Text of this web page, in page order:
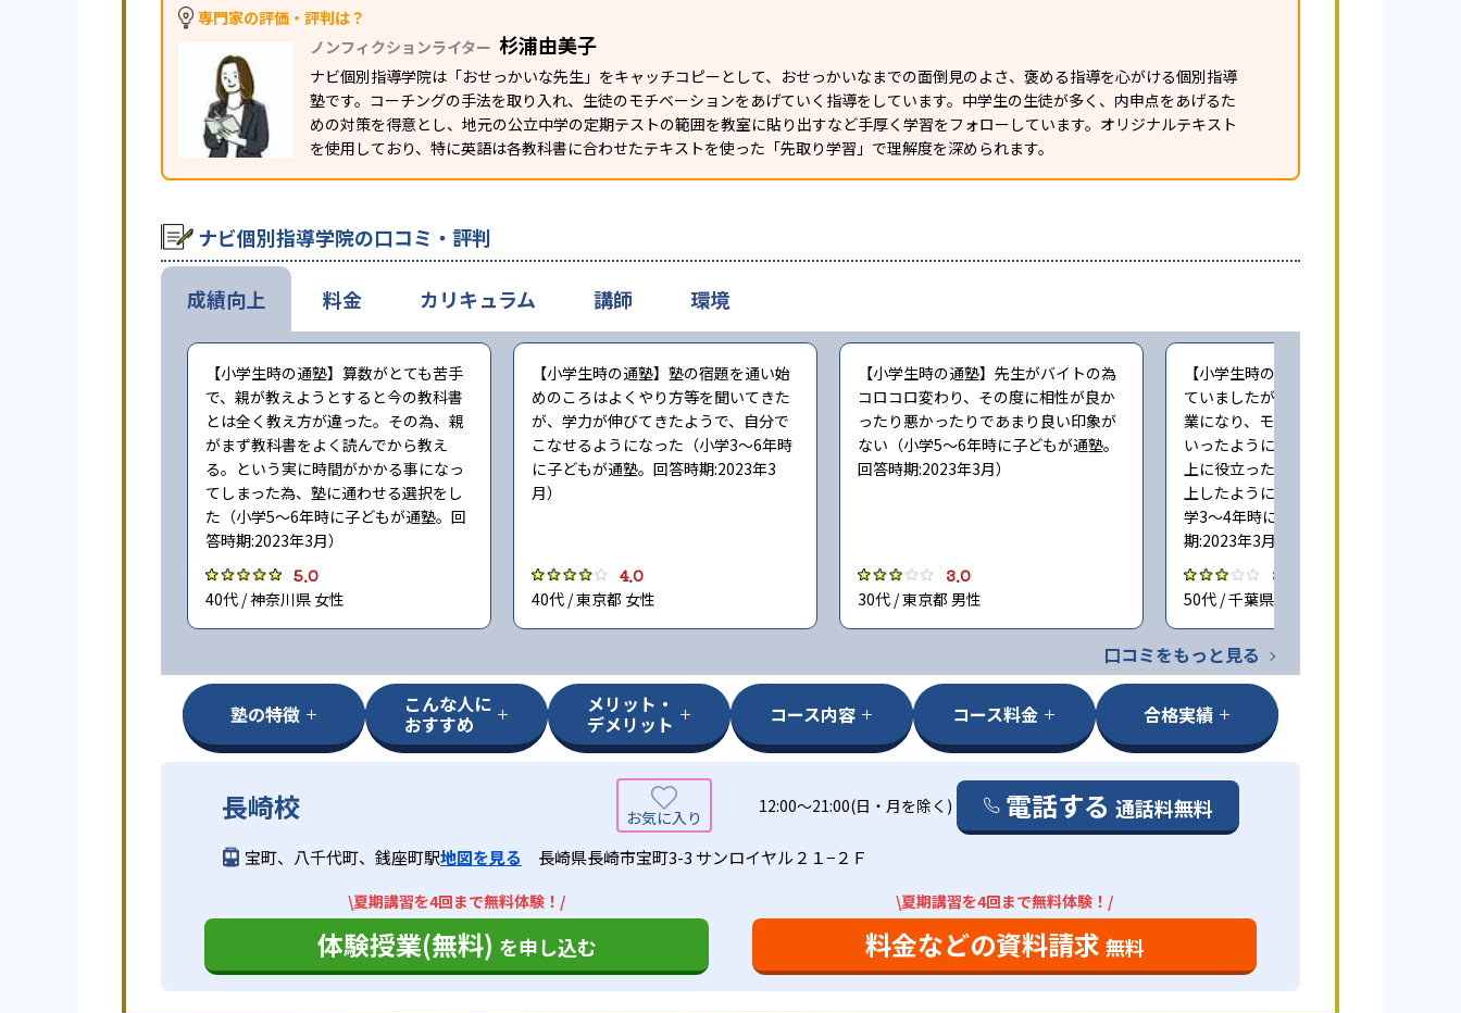
専門家の評価・評判は？
ノンフィクションライター 杉浦由美子
ナビ個別指導学院は「おせっかいな先生」をキャッチコピーとして、おせっかいなまでの面倒見のよさ、褒める指導を心がける個別指導
塾です。コーチングの手法を取り入れ、生徒のモチベーションをあげていく指導をしています。中学生の生徒が多く、内申点をあげるた
めの対策を得意とし、地元の公立中学の定期テストの範囲を教室に貼り出すなど手厚く学習をフォローしています。オリジナルテキスト
を使用しており、特に英語は各教科書に合わせたテキストを使った「先取り学習」で理解度を深められます。
ナビ個別指導学院の口コミ・評判
成績向上
【小学生時の通塾】算数がとても苦手
で、親が教えようとすると今の教科書
とは全く教え方が違った。その為、親
がまず教科書をよく読んでから教え
る。という実に時間がかかる事になっ
てしまった為、塾に通わせる選択をし
た（小学5〜6年時に子どもが通塾。回
答時期:2023年3月）
5.0
40代 / 神奈川県 女性
【小学生時の通塾】塾の宿題を通い始
めのころはよくやり方等を聞いてきた
が、学力が伸びてきたようで、自分で
こなせるようになった（小学3〜6年時
に子どもが通塾。回答時期:2023年3
月）
4.0
40代 / 東京都 女性
【小学生時の通塾】先生がバイトの為
コロコロ変わり、その度に相性が良か
ったり悪かったりであまり良い印象が
ない（小学5〜6年時に子どもが通塾。
回答時期:2023年3月）
3.0
30代 / 東京都 男性
【小学生時の通塾】最初は楽しく通っ
ていましたが、コロナ禍でリモート授
業になり、モチベーションが下がって
いったように思います。多少の成績向
上に役立ったと思いますが目立って向
上したようには思っておりません（小
学3〜4年時に子どもが通塾。回答時
期:2023年3月）
3.0
50代 / 千葉県 女性
口コミをもっと見る
料金 カリキュラム 講師 環境
塾の特徴 こんな人に
おすすめ
メリット・
デメリット コース内容 コース料金 合格実績
長崎校 12:00～21:00(日・月を除く) 電話する 通話料無料
宝町、八千代町、銭座町駅地図を見る 長崎県長崎市宝町3-3 サンロイヤル２１−２Ｆ
\夏期講習を4回まで無料体験！/
体験授業(無料) を申し込む
\夏期講習を4回まで無料体験！/
料金などの資料請求 無料